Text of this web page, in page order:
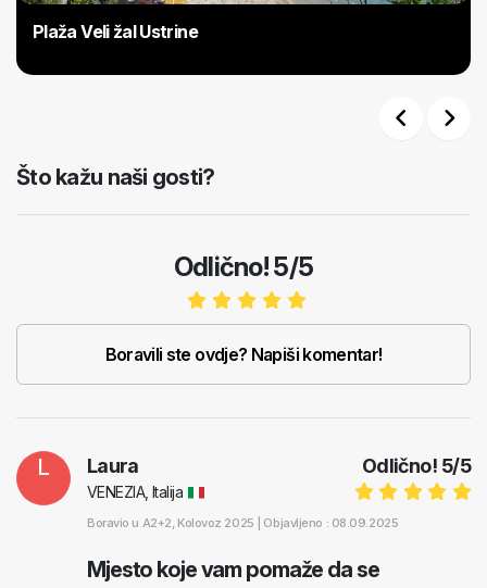
Plaža Veli žal Ustrine
Što kažu naši gosti?
Odlično! 5/5
Boravili ste ovdje? Napiši komentar!
L Odlično! 5/5
Laura
VENEZIA, Italija
Boravio u A2+2, Kolovoz 2025 | Objavljeno : 08.09.2025
Mjesto koje vam pomaže da se